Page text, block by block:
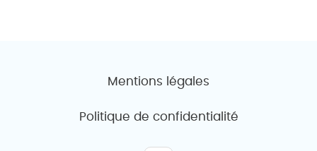
Mentions légales
Politique de confidentialité